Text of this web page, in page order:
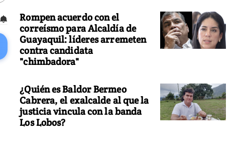
Rompen acuerdo con el
correísmo para Alcaldía de
Guayaquil: líderes arremeten
contra candidata
"chimbadora"
¿Quién es Baldor Bermeo
Cabrera, el exalcalde al que la
justicia vincula con la banda
Los Lobos?